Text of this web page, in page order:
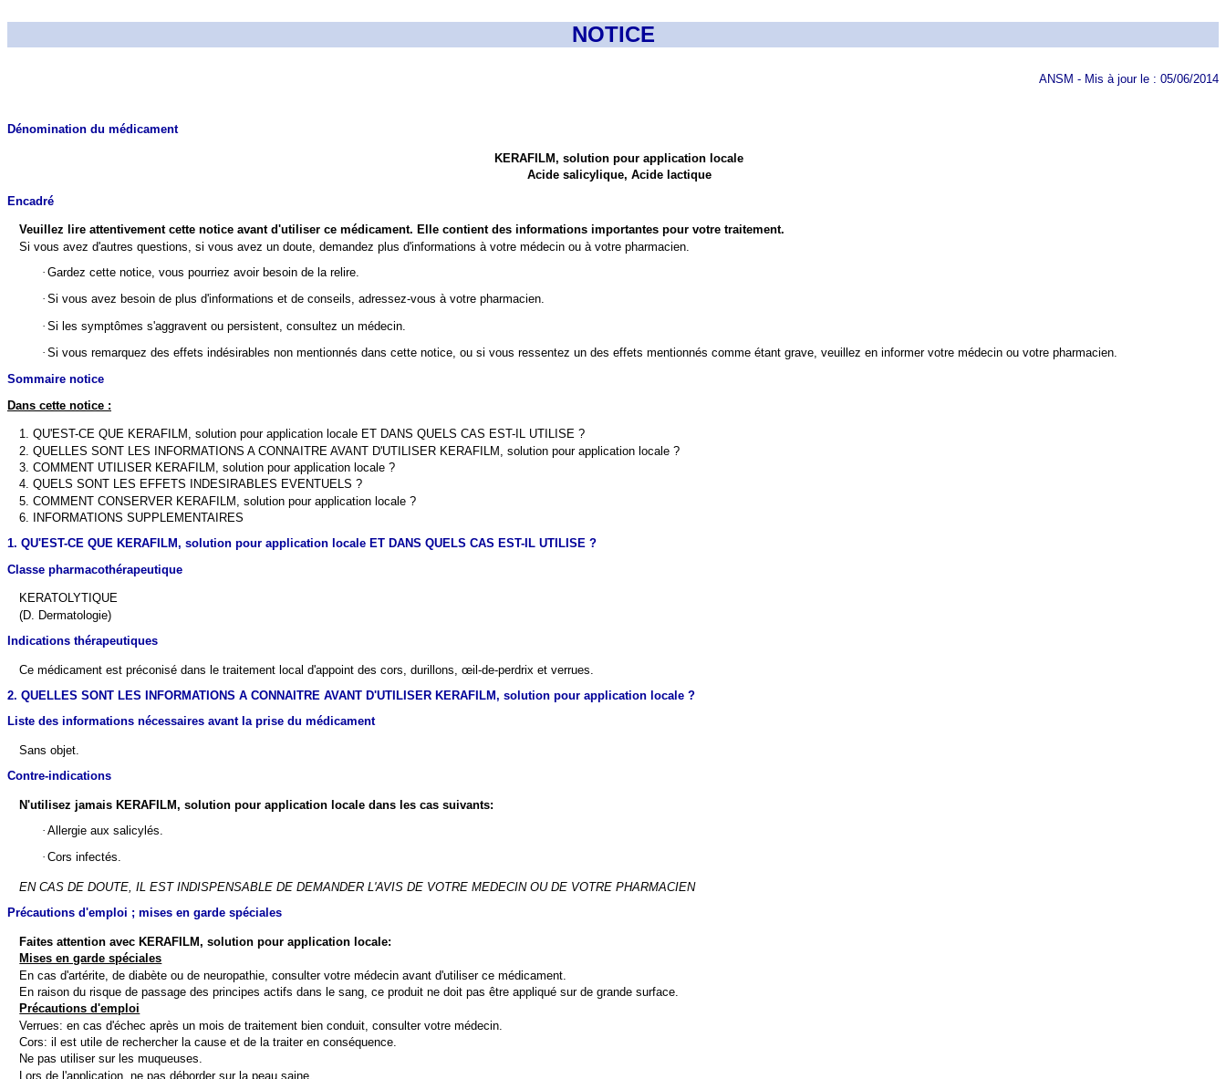
NOTICE
ANSM - Mis à jour le : 05/06/2014
Dénomination du médicament
KERAFILM, solution pour application locale
Acide salicylique, Acide lactique
Encadré
Veuillez lire attentivement cette notice avant d'utiliser ce médicament. Elle contient des informations importantes pour votre traitement.
Si vous avez d'autres questions, si vous avez un doute, demandez plus d'informations à votre médecin ou à votre pharmacien.
· Gardez cette notice, vous pourriez avoir besoin de la relire.
· Si vous avez besoin de plus d'informations et de conseils, adressez-vous à votre pharmacien.
· Si les symptômes s'aggravent ou persistent, consultez un médecin.
· Si vous remarquez des effets indésirables non mentionnés dans cette notice, ou si vous ressentez un des effets mentionnés comme étant grave, veuillez en informer votre médecin ou votre pharmacien.
Sommaire notice
Dans cette notice :
1. QU'EST-CE QUE KERAFILM, solution pour application locale ET DANS QUELS CAS EST-IL UTILISE ?
2. QUELLES SONT LES INFORMATIONS A CONNAITRE AVANT D'UTILISER KERAFILM, solution pour application locale ?
3. COMMENT UTILISER KERAFILM, solution pour application locale ?
4. QUELS SONT LES EFFETS INDESIRABLES EVENTUELS ?
5. COMMENT CONSERVER KERAFILM, solution pour application locale ?
6. INFORMATIONS SUPPLEMENTAIRES
1. QU'EST-CE QUE KERAFILM, solution pour application locale ET DANS QUELS CAS EST-IL UTILISE ?
Classe pharmacothérapeutique
KERATOLYTIQUE
(D. Dermatologie)
Indications thérapeutiques
Ce médicament est préconisé dans le traitement local d'appoint des cors, durillons, œil-de-perdrix et verrues.
2. QUELLES SONT LES INFORMATIONS A CONNAITRE AVANT D'UTILISER KERAFILM, solution pour application locale ?
Liste des informations nécessaires avant la prise du médicament
Sans objet.
Contre-indications
N'utilisez jamais KERAFILM, solution pour application locale dans les cas suivants:
· Allergie aux salicylés.
· Cors infectés.
EN CAS DE DOUTE, IL EST INDISPENSABLE DE DEMANDER L'AVIS DE VOTRE MEDECIN OU DE VOTRE PHARMACIEN
Précautions d'emploi ; mises en garde spéciales
Faites attention avec KERAFILM, solution pour application locale:
Mises en garde spéciales
En cas d'artérite, de diabète ou de neuropathie, consulter votre médecin avant d'utiliser ce médicament.
En raison du risque de passage des principes actifs dans le sang, ce produit ne doit pas être appliqué sur de grande surface.
Précautions d'emploi
Verrues: en cas d'échec après un mois de traitement bien conduit, consulter votre médecin.
Cors: il est utile de rechercher la cause et de la traiter en conséquence.
Ne pas utiliser sur les muqueuses.
Lors de l'application, ne pas déborder sur la peau saine.